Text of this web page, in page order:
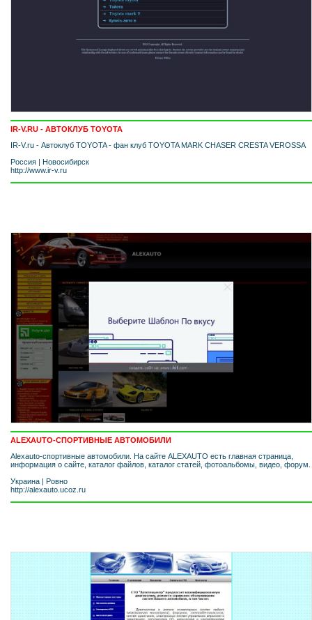
IR-V.RU - АВТОКЛУБ TOYOTA
IR-V.ru - Автоклуб TOYOTA - фан клуб TOYOTA MARK CHASER CRESTA VEROSSA
Россия | Новосибирск
http://www.ir-v.ru
ALEXAUTO-СПОРТИВНЫЕ АВТОМОБИЛИ
Alexauto-спортивные автомобили. На сайте ALEXAUTO есть главная страница,
информация о сайте, каталог файлов, каталог статей, фотоальбомы, видео, форум.
Украина | Ровно
http://alexauto.ucoz.ru